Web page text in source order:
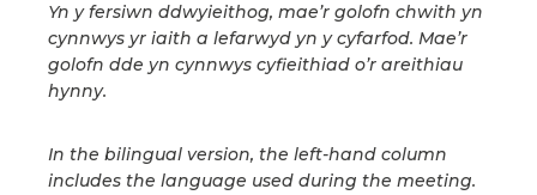
Yn y fersiwn ddwyieithog, mae’r golofn chwith yn
cynnwys yr iaith a lefarwyd yn y cyfarfod. Mae’r
golofn dde yn cynnwys cyfieithiad o’r areithiau
hynny.
In the bilingual version, the left-hand column
includes the language used during the meeting.